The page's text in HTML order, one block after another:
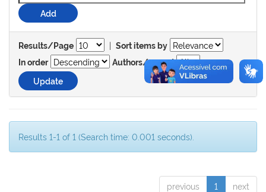
Results/Page | Sort items by
In order
Authors/record
Results 1-1 of 1 (Search time: 0.001 seconds).
previous 1 next